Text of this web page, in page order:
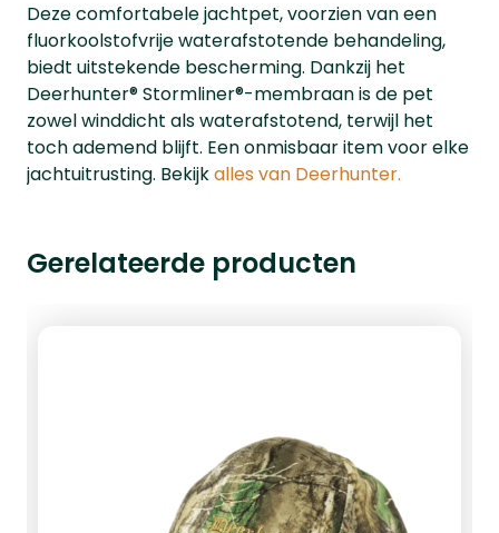
Deze comfortabele jachtpet, voorzien van een
fluorkoolstofvrije waterafstotende behandeling,
biedt uitstekende bescherming. Dankzij het
Deerhunter® Stormliner®-membraan is de pet
zowel winddicht als waterafstotend, terwijl het
toch ademend blijft. Een onmisbaar item voor elke
jachtuitrusting. Bekijkalles van Deerhunter.
Gerelateerde producten